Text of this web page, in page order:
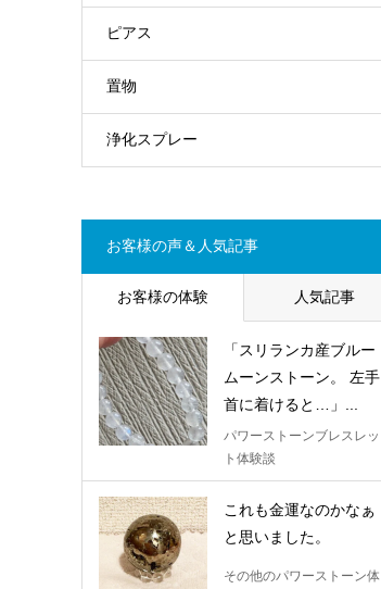
ピアス
置物
浄化スプレー
お客様の声＆人気記事
お客様の体験 人気記事
「スリランカ産ブルー
ムーンストーン。 左手
首に着けると…」...
パワーストーンブレスレッ
ト体験談
これも金運なのかなぁ
と思いました。
その他のパワーストーン体